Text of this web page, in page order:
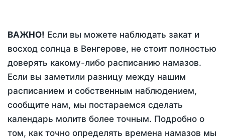
ВАЖНО! Если вы можете наблюдать закат и
восход солнца в Венгерове, не стоит полностью
доверять какому-либо расписанию намазов.
Если вы заметили разницу между нашим
расписанием и собственным наблюдением,
сообщите нам, мы постараемся сделать
календарь молитв более точным. Подробно о
том, как точно определять времена намазов мы